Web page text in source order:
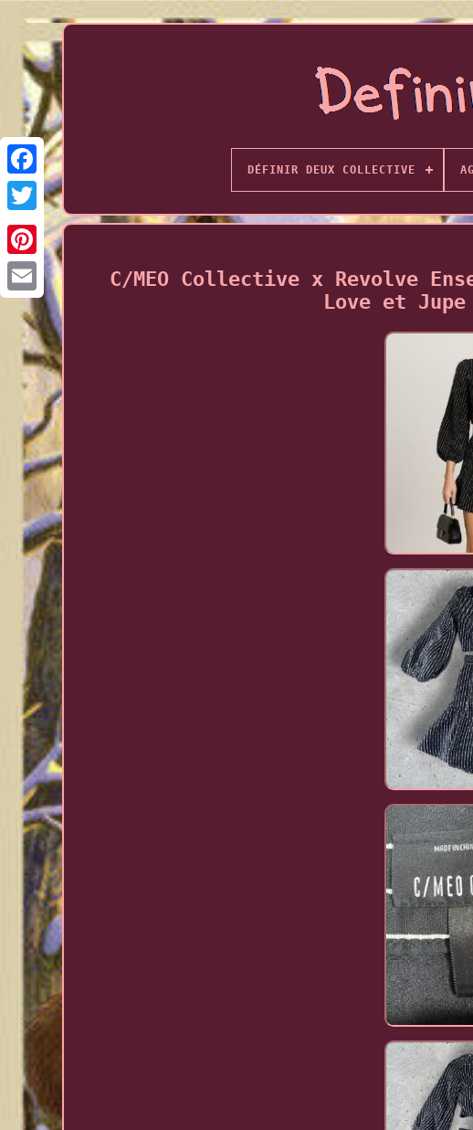
DÉFINIR DEUX COLLECTIVE
C/MEO Collective x Revolve
Love et